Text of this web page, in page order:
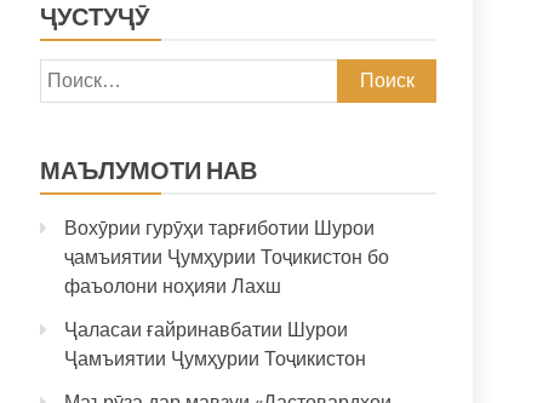
ҶУСТУҶӮ
Найти:
МАЪЛУМОТИ НАВ
Вохӯрии гурӯҳи тарғиботии Шурои
ҷамъиятии Ҷумҳурии Тоҷикистон бо
фаъолони ноҳияи Лахш
Ҷаласаи ғайринавбатии Шурои
Ҷамъиятии Ҷумҳурии Тоҷикистон